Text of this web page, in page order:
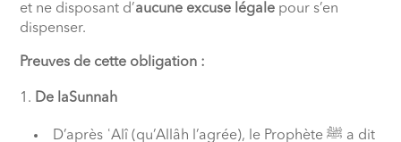
et ne disposant d’aucune excuse légale pour s’en
dispenser.
Preuves de cette obligation :
De laSunnah
D’après ʿAlî (qu’Allâh l’agrée), le Prophète ﷺ a dit